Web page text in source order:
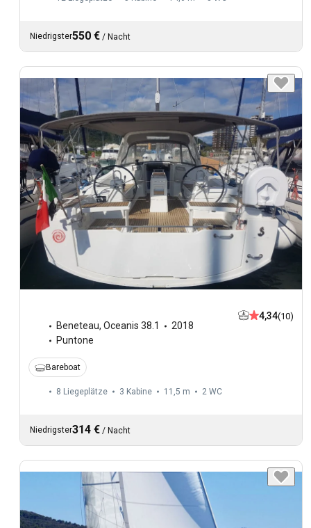
Niedrigster550 € / Nacht
Beneteau, Oceanis 38.1
2018
Puntone
4,34(10)
Bareboat
8 Liegeplätze 3 Kabine 11,5 m 2 WC
Niedrigster314 € / Nacht